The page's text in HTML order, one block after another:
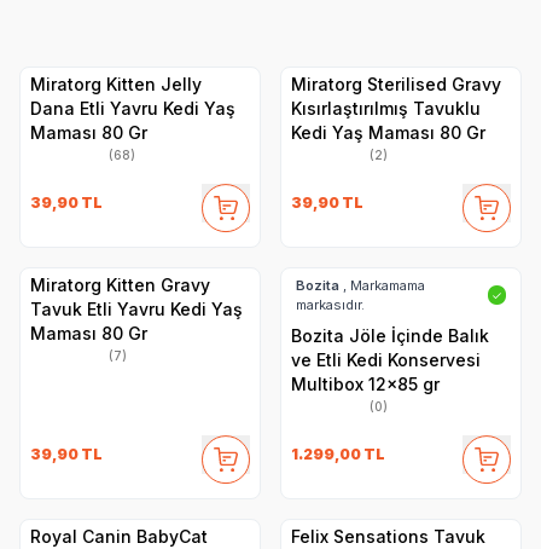
Miratorg Kitten Jelly
Dana Etli Yavru Kedi Yaş
Maması 80 Gr
(68)
39,90 TL
Miratorg Sterilised Gravy
Kısırlaştırılmış Tavuklu
Kedi Yaş Maması 80 Gr
(2)
39,90 TL
Miratorg Kitten Gravy
Tavuk Etli Yavru Kedi Yaş
Maması 80 Gr
(7)
39,90 TL
Bozita , Markamama
markasıdır.
✓
Bozita Jöle İçinde Balık
ve Etli Kedi Konservesi
Multibox 12x85 gr
(0)
1.299,00 TL
Royal Canin BabyCat
Felix Sensations Tavuk